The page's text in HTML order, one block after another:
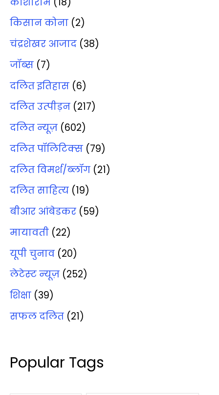
किसान कोना (2)
चंद्रशेखर आजाद (38)
जॉब्‍स (7)
दलित इतिहास (6)
दलित उत्‍पीड़न (217)
दलित न्‍यूज़ (602)
दलित पॉलिटिक्‍स (79)
दलित विमर्श/ब्‍लॉग (21)
दलित साहित्‍य (19)
बीआर आंबेडकर (59)
मायावती (22)
यूपी चुनाव (20)
लेटेस्‍ट न्‍यूज़ (252)
शिक्षा (39)
सफल दलित (21)
Popular Tags